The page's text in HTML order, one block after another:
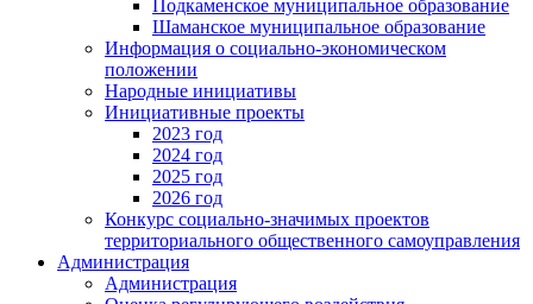
Подкаменское муниципальное образование
Шаманское муниципальное образование
Информация о социально-экономическом
положении
Народные инициативы
Инициативные проекты
2023 год
2024 год
2025 год
2026 год
Конкурс социально-значимых проектов
территориального общественного самоуправления
Администрация
Администрация